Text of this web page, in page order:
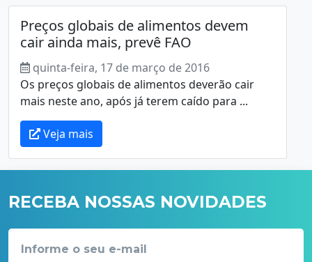
Preços globais de alimentos devem
cair ainda mais, prevê FAO
quinta-feira, 17 de março de 2016
Os preços globais de alimentos deverão cair
mais neste ano, após já terem caído para ...
Veja mais
RECEBA NOSSAS NOVIDADES